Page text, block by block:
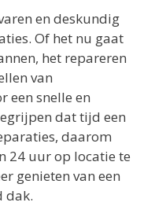
en deskundig
Of het nu gaat
het repareren
van
een snelle en
dat tijd een
daarom
24 uur op locatie te
genieten van een
dak.